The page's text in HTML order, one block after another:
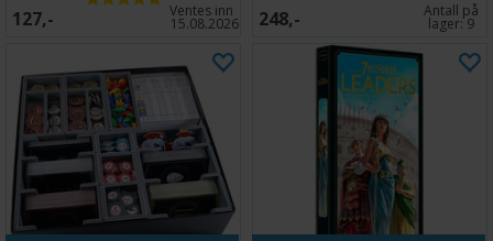
127,- Ventes inn
15.08.2026 248,- Antall på
lager:9